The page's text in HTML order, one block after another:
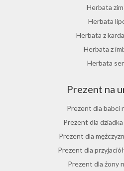
Hibiskus
Herbata
Herbata z
Herbata z
Herbata
Herbata
Herbata
Herbata z
Herbata z
Herbata
Herbata
Herbata
Herbata
Koper włoski
Herbata z
Herbata z
Prezent na
Prezent dla babci
Prezent dla
Prezent dla
Prezent dla
Prezent dla żony